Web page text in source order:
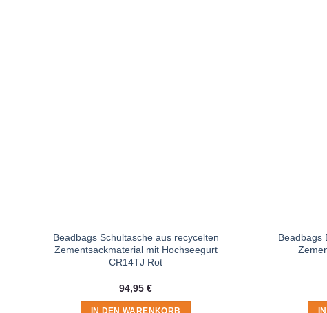
Beadbags Schultasche aus recycelten
Zementsackmaterial mit Hochseegurt
CR14TJ Rot
94,95 €
IN DEN WARENKORB
Beadbags